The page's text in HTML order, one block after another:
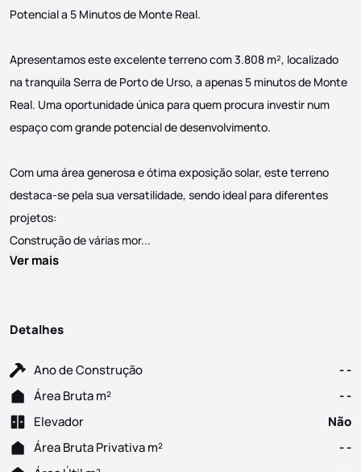
Potencial a 5 Minutos de Monte Real.
Apresentamos este excelente terreno com 3.808 m², localizado
na tranquila Serra de Porto de Urso, a apenas 5 minutos de Monte
Real. Uma oportunidade única para quem procura investir num
espaço com grande potencial de desenvolvimento.
Com uma área generosa e ótima exposição solar, este terreno
destaca-se pela sua versatilidade, sendo ideal para diferentes
projetos:
Construção de várias mor...
Ver mais
Detalhes
Ano de Construção
- -
Área Bruta m²
- -
Elevador
Não
Área Bruta Privativa m²
- -